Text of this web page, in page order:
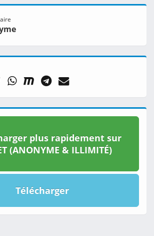
plus rapidement sur
(ANONYME & ILLIMITÉ)
Télécharger